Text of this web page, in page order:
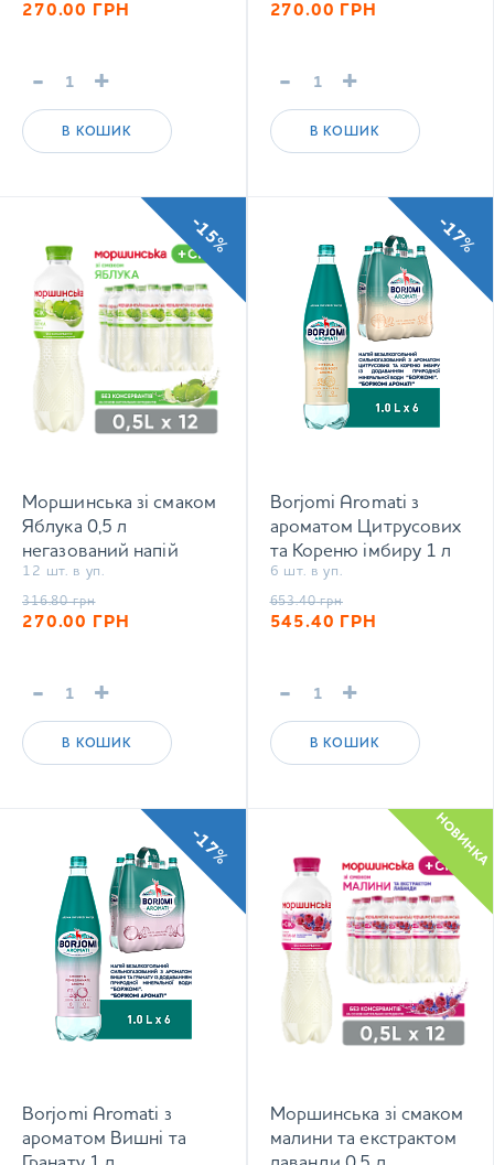
270.00 ГРН
- +
В КОШИК
270.00 ГРН
- +
В КОШИК
Моршинська зі смаком
Яблука 0,5 л
негазований напій
12 шт. в уп.
316.80 грн
270.00 ГРН
- +
В КОШИК
-15%
Borjomi Aromati з
ароматом Цитрусових
та Кореню імбиру 1 л
сильногазований напій
6 шт. в уп.
653.40 грн
545.40 ГРН
- +
В КОШИК
-17%
Borjomi Aromati з
ароматом Вишні та
-17%
Моршинська зі смаком
малини та екстрактом
НОВИНКА